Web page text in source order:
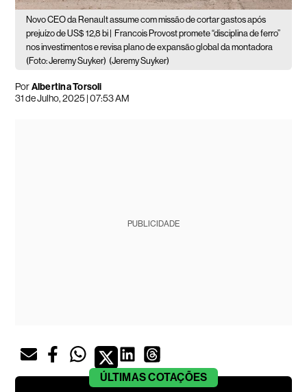
Novo CEO da Renault assume com missão de cortar gastos após
prejuízo de US$ 12,8 bi |
Francois Provost promete “disciplina de ferro”
nos investimentos e revisa plano de expansão global da montadora
(Foto: Jeremy Suyker) (Jeremy Suyker)
PorAlbertina Torsoli
31 de Julho, 2025 | 07:53 AM
PUBLICIDADE
ÚLTIMASCOTAÇÕES